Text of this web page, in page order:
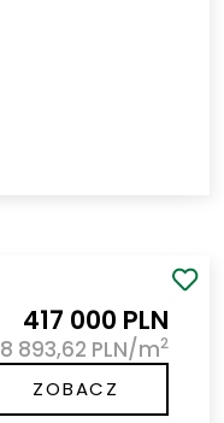
417 000 PLN
8 893,62 PLN/m2
ZOBACZ